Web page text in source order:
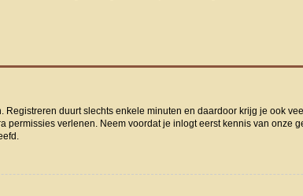
duurt slechts enkele minuten en daardoor krijg je ook
permissies verlenen. Neem voordat je inlogt eerst kennis van onze